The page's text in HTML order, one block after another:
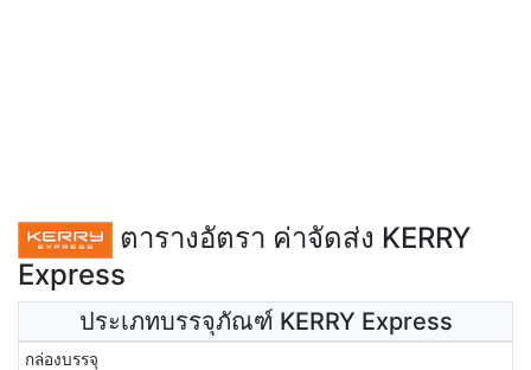
ตารางอัตรา ค่าจัดส่ง KERRY
Express
ประเภทบรรจุภัณฑ์ KERRY Express
กล่องบรรจุ